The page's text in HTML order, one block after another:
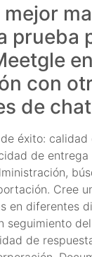
mejor
prueba
en
con
de
éxito: calidad
de entrega
Cree
en diferentes
seguimiento
de